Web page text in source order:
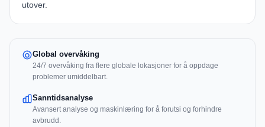
utover.
Global overvåking
24/7 overvåking fra flere globale lokasjoner for å oppdage
problemer umiddelbart.
Sanntidsanalyse
Avansert analyse og maskinlæring for å forutsi og forhindre
avbrudd.